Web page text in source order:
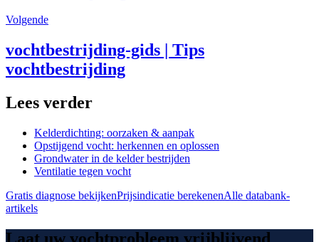
Volgende
vochtbestrijding-gids | Tips
vochtbestrijding
Lees verder
Kelderdichting: oorzaken & aanpak
Opstijgend vocht: herkennen en oplossen
Grondwater in de kelder bestrijden
Ventilatie tegen vocht
Gratis diagnose bekijkenPrijsindicatie berekenenAlle databank-
artikels